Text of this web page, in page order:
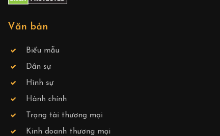
Văn bản
Biểu mẫu
Dân sự
Hình sự
Hành chính
Trọng tài thương mại
Kinh doanh thương mại